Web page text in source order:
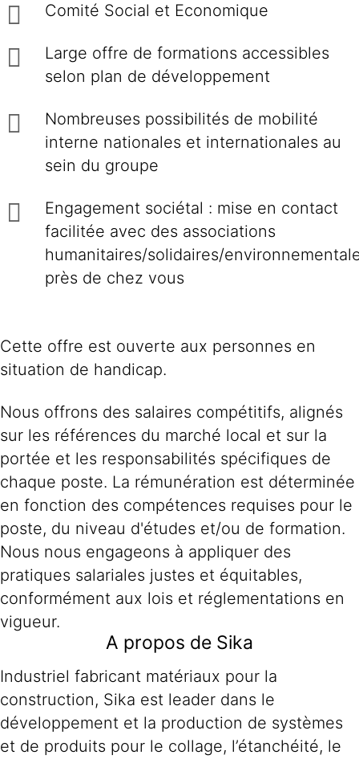
Comité Social et Economique
Large offre de formations accessibles
selon plan de développement
Nombreuses possibilités de mobilité
interne nationales et internationales au
sein du groupe
Engagement sociétal : mise en contact
facilitée avec des associations
humanitaires/solidaires/
près de chez vous
Cette offre est ouverte aux personnes en
situation de handicap.
Nous offrons des salaires compétitifs, alignés
sur les références du marché local et sur la
portée et les responsabilités spécifiques de
chaque poste. La rémunération est déterminée
en fonction des compétences requises pour le
poste, du niveau d'études et/ou de formation.
Nous nous engageons à appliquer des
pratiques salariales justes et équitables,
conformément aux lois et réglementations en
vigueur.
A propos de Sika
Industriel fabricant matériaux pour la
construction, Sika est leader dans le
développement et la production de systèmes
et de produits pour le collage, l’étanchéité, le